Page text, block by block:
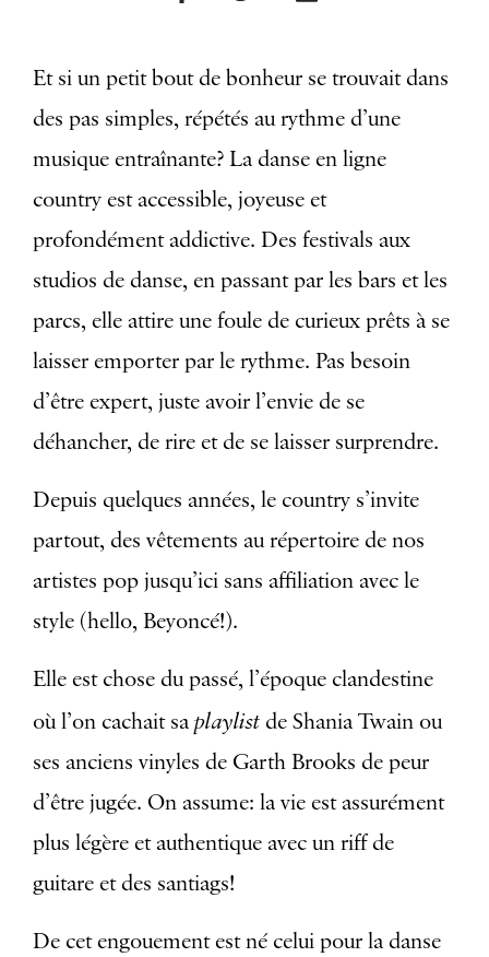
Et si un petit bout de bonheur se trouvait dans
des pas simples, répétés au rythme d’une
musique entraînante? La danse en ligne
country est accessible, joyeuse et
profondément addictive. Des festivals aux
studios de danse, en passant par les bars et les
parcs, elle attire une foule de curieux prêts à se
laisser emporter par le rythme. Pas besoin
d’être expert, juste avoir l’envie de se
déhancher, de rire et de se laisser surprendre.
Depuis quelques années, le country s’invite
partout, des vêtements au répertoire de nos
artistes pop jusqu’ici sans affiliation avec le
style (hello, Beyoncé!).
Elle est chose du passé, l’époque clandestine
où l’on cachait saplaylist de Shania Twain ou
ses anciens vinyles de Garth Brooks de peur
d’être jugée. On assume: la vie est assurément
plus légère et authentique avec un riff de
guitare et des santiags!
De cet engouement est né celui pour la danse